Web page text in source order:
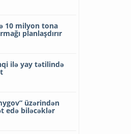
10 milyon tona
planlaşdırır
ilə yay tətilində
üzərindən
edə biləcəklər